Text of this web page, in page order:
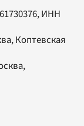
ИНН
Коптевская
,